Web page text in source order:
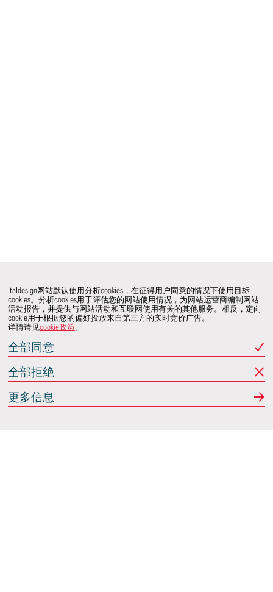
Italdesign网站默认使用分析cookies，在征得用户同意的情况下使用目标
cookies。分析cookies用于评估您的网站使用情况，为网站运营商编制网站
活动报告，并提供与网站活动和互联网使用有关的其他服务。相反，定向
cookie用于根据您的偏好投放来自第三方的实时竞价广告。
详情请见cookie政策。
全部同意
全部拒绝
更多信息